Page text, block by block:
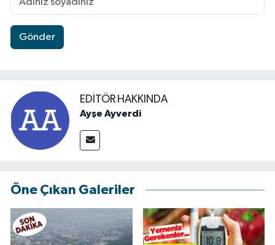
Gönder
EDITÖR HAKKINDA
Ayşe Ayverdi
Öne Çıkan Galeriler